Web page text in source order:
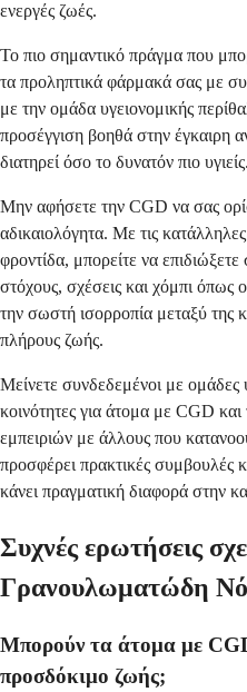
ενεργές ζωές.
Το πιο σημαντικό πράγμα που
τα προληπτικά φάρμακά σας με
με την ομάδα υγειονομικής
προσέγγιση βοηθά στην έγκαιρη
διατηρεί όσο το δυνατόν πιο υγιείς.
Μην αφήσετε την CGD να σας
αδικαιολόγητα. Με τις
φροντίδα, μπορείτε να
στόχους, σχέσεις και χόμπι όπως
την σωστή ισορροπία μεταξύ της
πλήρους ζωής.
Μείνετε συνδεδεμένοι με ομάδες
κοινότητες για άτομα με CGD και
εμπειριών με άλλους που
προσφέρει πρακτικές συμβουλές
κάνει πραγματική διαφορά στην
Συχνές ερωτήσεις
Γρανουλωματώδη
Μπορούν τα άτομα με
προσδόκιμο ζωής;